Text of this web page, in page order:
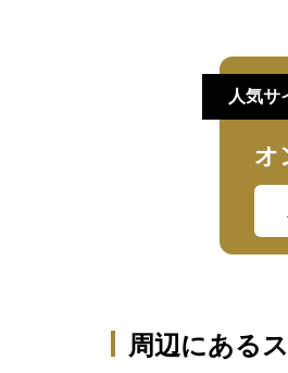
人気サ
オ
周辺にある